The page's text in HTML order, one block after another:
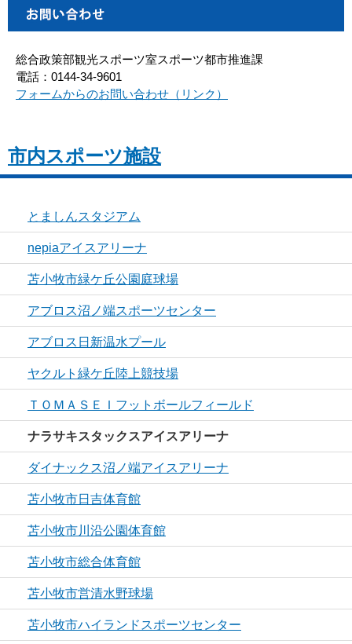
総合政策部観光スポーツ室スポーツ都市推進課
電話：0144-34-9601
フォームからのお問い合わせ（リンク）
市内スポーツ施設
とましんスタジアム
nepiaアイスアリーナ
苫小牧市緑ケ丘公園庭球場
アブロス沼ノ端スポーツセンター
アブロス日新温水プール
ヤクルト緑ケ丘陸上競技場
ＴＯＭＡＳＥＩフットボールフィールド
ナラサキスタックスアイスアリーナ
ダイナックス沼ノ端アイスアリーナ
苫小牧市日吉体育館
苫小牧市川沿公園体育館
苫小牧市総合体育館
苫小牧市営清水野球場
苫小牧市ハイランドスポーツセンター